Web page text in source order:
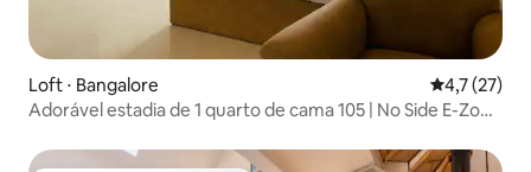
Loft ⋅ Bangalore 4,7 de uma
4,7 (27)
Adorável estadia de 1 quarto de cama 105 | No Side E-Zone